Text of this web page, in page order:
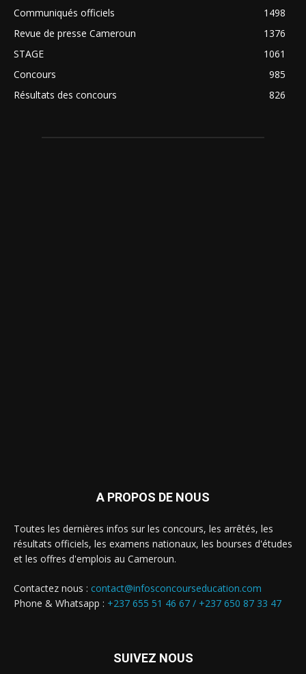
Communiqués officiels
1498
Revue de presse Cameroun
1376
STAGE
1061
Concours
985
Résultats des concours
826
A PROPOS DE NOUS
Toutes les dernières infos sur les concours, les arrêtés, les
résultats officiels, les examens nationaux, les bourses d'études
et les offres d'emplois au Cameroun.
Contactez nous : contact@infosconcourseducation.com
Phone & Whatsapp : +237 655 51 46 67 / +237 650 87 33 47
SUIVEZ NOUS